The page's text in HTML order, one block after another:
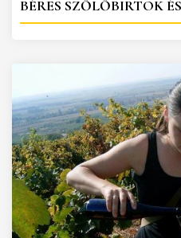
BÉRES SZŐLŐBIRTOK